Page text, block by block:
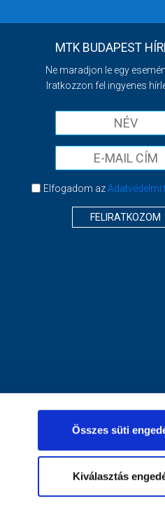
Összes süti
Kiválasztás
MTK BUDAPEST
Ne maradjon le egy
Iratkozzon fel ingyenes
Elfogadom az
FELIRATKOZOM